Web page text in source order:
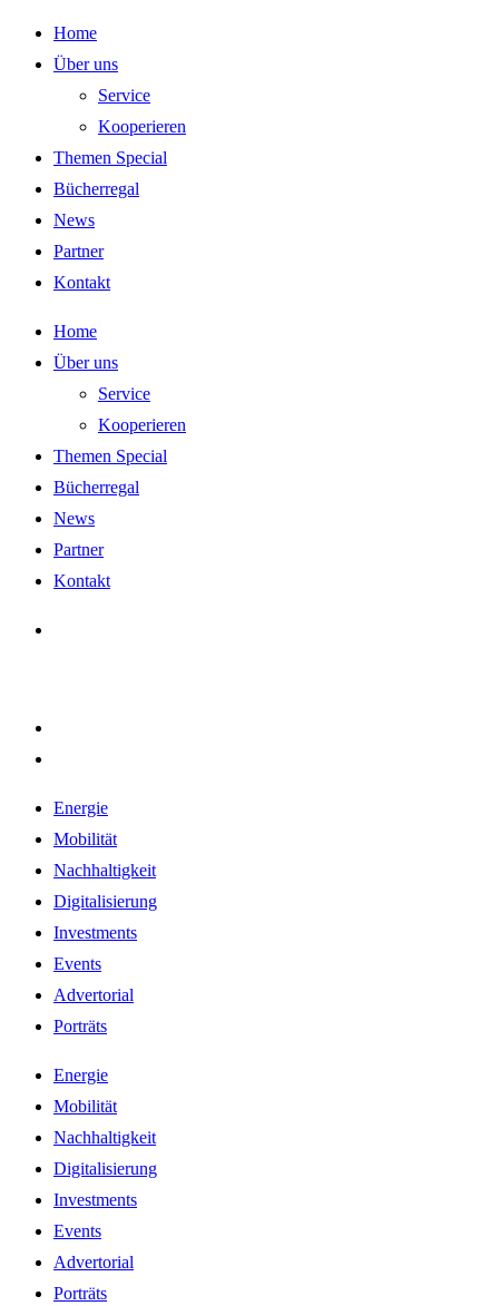
Zum
Inhalt
Home
Über uns
Service
Kooperieren
Themen Special
Bücherregal
News
Partner
Kontakt
Home
Über uns
Service
Kooperieren
Themen Special
Bücherregal
News
Partner
Kontakt
Energie
Mobilität
Nachhaltigkeit
Digitalisierung
Investments
Events
Advertorial
Porträts
Energie
Mobilität
Nachhaltigkeit
Digitalisierung
Investments
Events
Advertorial
Porträts